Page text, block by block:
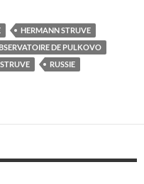
HERMANN STRUVE
DE PULKOVO
RUSSIE